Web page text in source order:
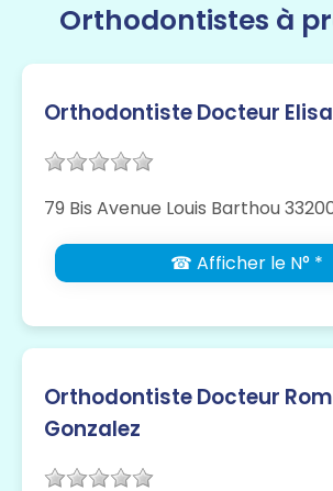
Orthodontistes à
Orthodontiste Docteur
79 Bis Avenue Louis Barthou
☎ Afficher le N° *
Orthodontiste Docteur
Gonzalez